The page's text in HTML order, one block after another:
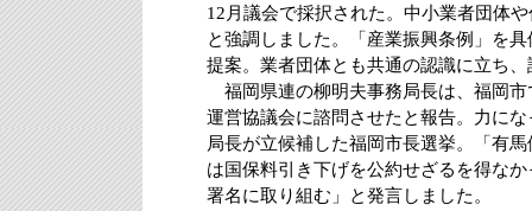
12月議会で採択された。中小業者団体
と強調しました。「産業振興条例」を
提案。業者団体とも共通の認識に立ち
福岡県連の柳明夫事務局長は、福岡市
運営協議会に諮問させたと報告。力に
局長が立候補した福岡市長選挙。「有
は国保料引き下げを公約せざるを得な
署名に取り組む」と発言しました。